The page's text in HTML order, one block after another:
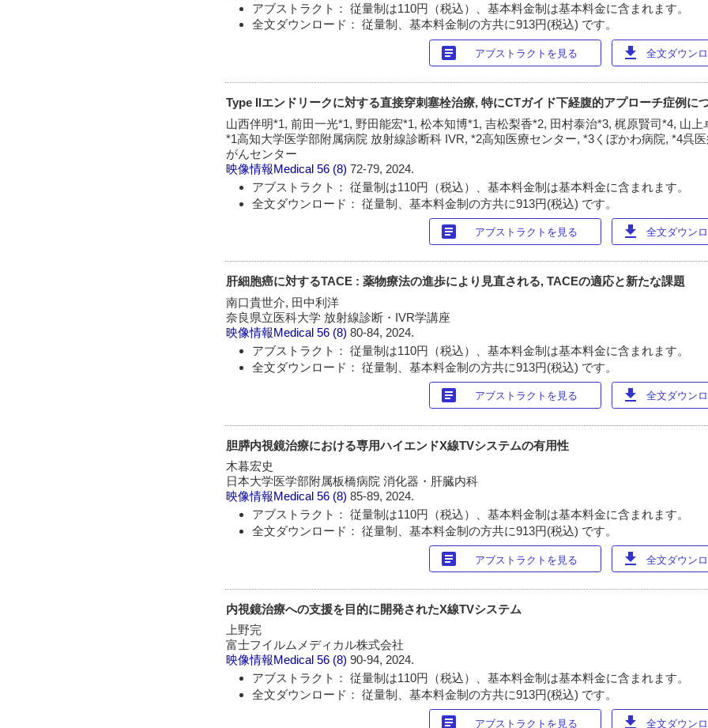
アブストラクト： 従量制は110円（税込）、基本料金制は基本料金に含まれます。
全文ダウンロード： 従量制、基本料金制の方共に913円(税込) です。
article アブストラクトを見る download 全文ダウン
Type IIエンドリークに対する直接穿刺塞栓治療, 特にCTガイド下経腹的アプローチ症例に
山西伴明*1, 前田一光*1, 野田能宏*1, 松本知博*1, 吉松梨香*2, 田村泰治*3, 梶原賢司*4, 山上
*1高知大学医学部附属病院 放射線診断科 IVR, *2高知医療センター, *3くぼかわ病院, *4呉
がんセンター
映像情報Medical 56 (8)72-79, 2024.
アブストラクト： 従量制は110円（税込）、基本料金制は基本料金に含まれます。
全文ダウンロード： 従量制、基本料金制の方共に913円(税込) です。
article アブストラクトを見る download 全文ダウン
肝細胞癌に対するTACE : 薬物療法の進歩により見直される, TACEの適応と新たな課題
南口貴世介, 田中利洋
奈良県立医科大学 放射線診断・IVR学講座
映像情報Medical 56 (8)80-84, 2024.
アブストラクト： 従量制は110円（税込）、基本料金制は基本料金に含まれます。
全文ダウンロード： 従量制、基本料金制の方共に913円(税込) です。
article アブストラクトを見る download 全文ダウン
胆膵内視鏡治療における専用ハイエンドX線TVシステムの有用性
木暮宏史
日本大学医学部附属板橋病院 消化器・肝臓内科
映像情報Medical 56 (8)85-89, 2024.
アブストラクト： 従量制は110円（税込）、基本料金制は基本料金に含まれます。
全文ダウンロード： 従量制、基本料金制の方共に913円(税込) です。
article アブストラクトを見る download 全文ダウン
内視鏡治療への支援を目的に開発されたX線TVシステム
上野完
富士フイルムメディカル株式会社
映像情報Medical 56 (8)90-94, 2024.
アブストラクト： 従量制は110円（税込）、基本料金制は基本料金に含まれます。
全文ダウンロード： 従量制、基本料金制の方共に913円(税込) です。
article アブストラクトを見る download 全文ダウン